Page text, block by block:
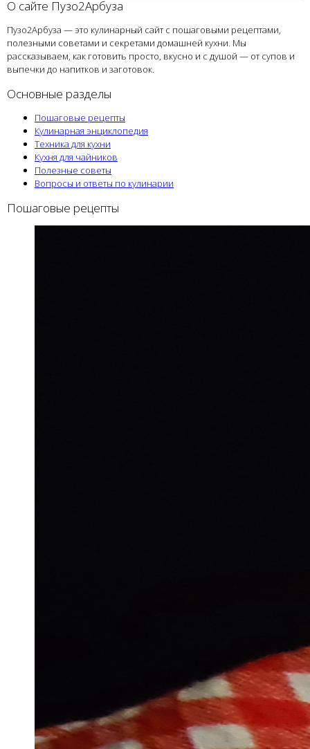
О сайте Пузо2Арбуза
Пузо2Арбуза — это кулинарный сайт с пошаговыми рецептами,
полезными советами и секретами домашней кухни. Мы
рассказываем, как готовить просто, вкусно и с душой — от супов и
выпечки до напитков и заготовок.
Основные разделы
Пошаговые рецепты
Кулинарная энциклопедия
Техника для кухни
Кухня для чайников
Полезные советы
Вопросы и ответы по кулинарии
Пошаговые рецепты